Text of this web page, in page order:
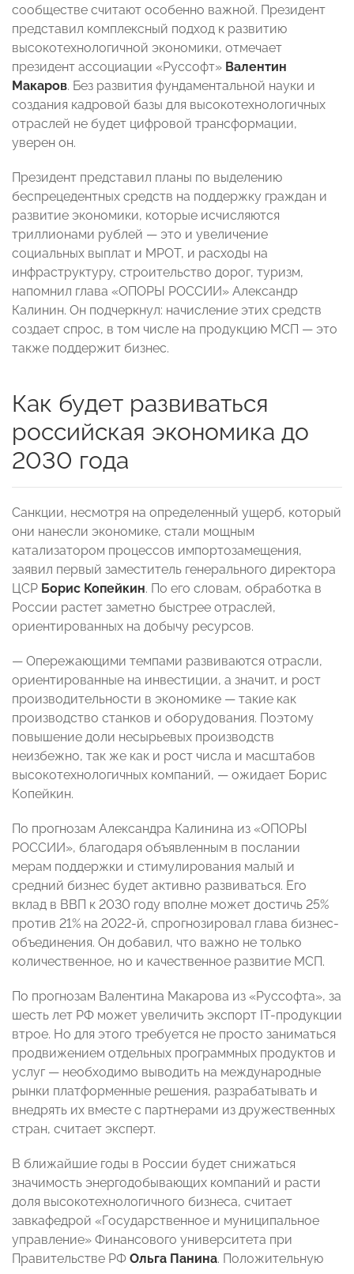
сообществе считают особенно важной. Президент
представил комплексный подход к развитию
высокотехнологичной экономики, отмечает
президент ассоциации «Руссофт» Валентин
Макаров. Без развития фундаментальной науки и
создания кадровой базы для высокотехнологичных
отраслей не будет цифровой трансформации,
уверен он.
Президент представил планы по выделению
беспрецедентных средств на поддержку граждан и
развитие экономики, которые исчисляются
триллионами рублей — это и увеличение
социальных выплат и МРОТ, и расходы на
инфраструктуру, строительство дорог, туризм,
напомнил глава «ОПОРЫ РОССИИ» Александр
Калинин. Он подчеркнул: начисление этих средств
создает спрос, в том числе на продукцию МСП — это
также поддержит бизнес.
Как будет развиваться
российская экономика до
2030 года
Санкции, несмотря на определенный ущерб, который
они нанесли экономике, стали мощным
катализатором процессов импортозамещения,
заявил первый заместитель генерального директора
ЦСР Борис Копейкин. По его словам, обработка в
России растет заметно быстрее отраслей,
ориентированных на добычу ресурсов.
— Опережающими темпами развиваются отрасли,
ориентированные на инвестиции, а значит, и рост
производительности в экономике — такие как
производство станков и оборудования. Поэтому
повышение доли несырьевых производств
неизбежно, так же как и рост числа и масштабов
высокотехнологичных компаний, — ожидает Борис
Копейкин.
По прогнозам Александра Калинина из «ОПОРЫ
РОССИИ», благодаря объявленным в послании
мерам поддержки и стимулирования малый и
средний бизнес будет активно развиваться. Его
вклад в ВВП к 2030 году вполне может достичь 25%
против 21% на 2022-й, спрогнозировал глава бизнес-
объединения. Он добавил, что важно не только
количественное, но и качественное развитие МСП.
По прогнозам Валентина Макарова из «Руссофта», за
шесть лет РФ может увеличить экспорт IT-продукции
втрое. Но для этого требуется не просто заниматься
продвижением отдельных программных продуктов и
услуг — необходимо выводить на международные
рынки платформенные решения, разрабатывать и
внедрять их вместе с партнерами из дружественных
стран, считает эксперт.
В ближайшие годы в России будет снижаться
значимость энергодобывающих компаний и расти
доля высокотехнологичного бизнеса, считает
завкафедрой «Государственное и муниципальное
управление» Финансового университета при
Правительстве РФ Ольга Панина. Положительную